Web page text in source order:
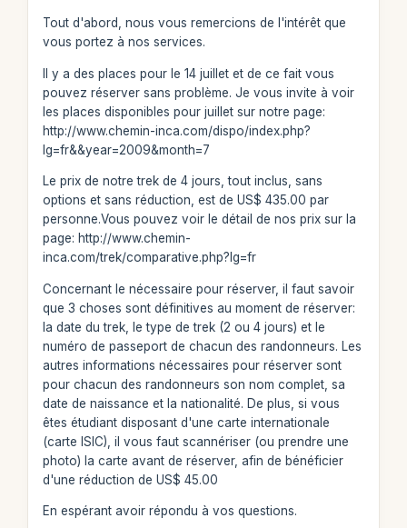
Tout d'abord, nous vous remercions de l'intérêt que
vous portez à nos services.
Il y a des places pour le 14 juillet et de ce fait vous
pouvez réserver sans problème. Je vous invite à voir
les places disponibles pour juillet sur notre page:
http://www.chemin-inca.com/dispo/index.php?
lg=fr&&year=2009&month=7
Le prix de notre trek de 4 jours, tout inclus, sans
options et sans réduction, est de US$ 435.00 par
personne.Vous pouvez voir le détail de nos prix sur la
page: http://www.chemin-
inca.com/trek/comparative.php?lg=fr
Concernant le nécessaire pour réserver, il faut savoir
que 3 choses sont définitives au moment de réserver:
la date du trek, le type de trek (2 ou 4 jours) et le
numéro de passeport de chacun des randonneurs. Les
autres informations nécessaires pour réserver sont
pour chacun des randonneurs son nom complet, sa
date de naissance et la nationalité. De plus, si vous
êtes étudiant disposant d'une carte internationale
(carte ISIC), il vous faut scannériser (ou prendre une
photo) la carte avant de réserver, afin de bénéficier
d'une réduction de US$ 45.00
En espérant avoir répondu à vos questions.